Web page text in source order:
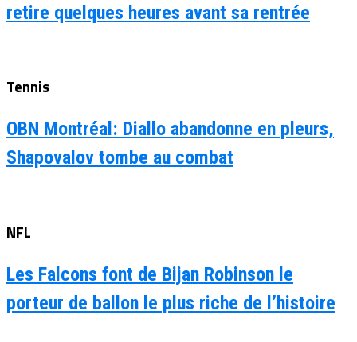
retire quelques heures avant sa rentrée
Tennis
OBN Montréal: Diallo abandonne en pleurs,
Shapovalov tombe au combat
NFL
Les Falcons font de Bijan Robinson le
porteur de ballon le plus riche de l’histoire